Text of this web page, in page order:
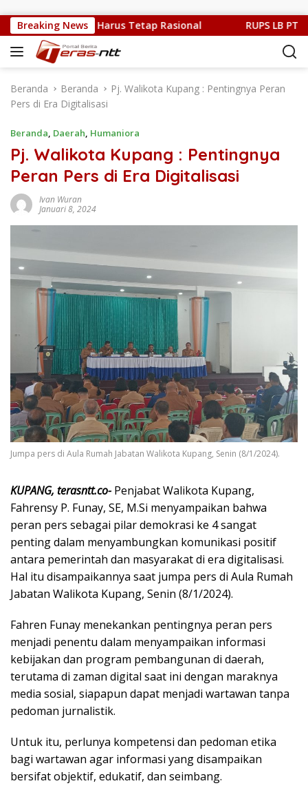
Breaking News
Kritik Publik Harus Tetap Rasional RUPS LB PT.
Beranda Beranda
Pj. Walikota Kupang : Pentingnya Peran
Pers di Era Digitalisasi
Beranda, Daerah, Humaniora
Pj. Walikota Kupang : Pentingnya
Peran Pers di Era Digitalisasi
Ivan Wuran
Januari 8, 2024
Jumpa pers di Aula Rumah Jabatan Walikota Kupang, Senin (8/1/2024).
KUPANG, terasntt.co- Penjabat Walikota Kupang,
Fahrensy P. Funay, SE, M.Si menyampaikan bahwa
peran pers sebagai pilar demokrasi ke 4 sangat
penting dalam menyambungkan komunikasi positif
antara pemerintah dan masyarakat di era digitalisasi.
Hal itu disampaikannya saat jumpa pers di Aula Rumah
Jabatan Walikota Kupang, Senin (8/1/2024).
Fahren Funay menekankan pentingnya peran pers
menjadi penentu dalam menyampaikan informasi
kebijakan dan program pembangunan di daerah,
terutama di zaman digital saat ini dengan maraknya
media sosial, siapapun dapat menjadi wartawan tanpa
pedoman jurnalistik.
Untuk itu, perlunya kompetensi dan pedoman etika
bagi wartawan agar informasi yang disampaikan
bersifat objektif, edukatif, dan seimbang.